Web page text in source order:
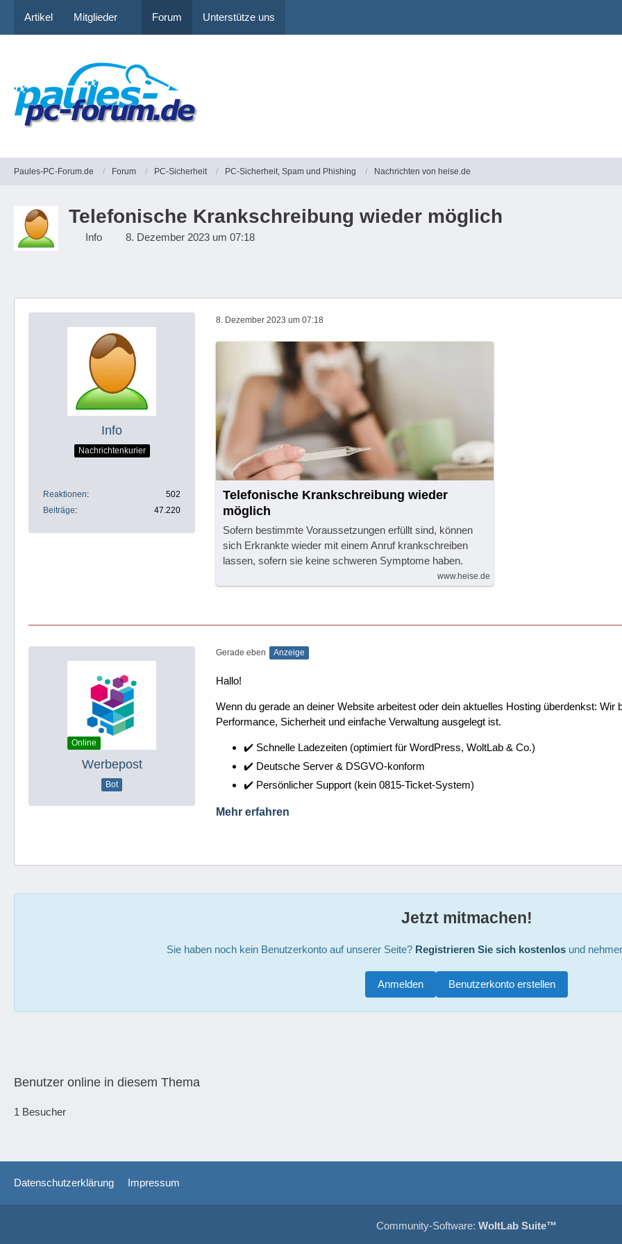
Artikel Mitglieder Forum Unterstütze uns
Paules-PC-Forum.de Forum PC-Sicherheit PC-Sicherheit, Spam und Phishing Nachrichten von heise.de
Telefonische Krankschreibung wieder möglich​
Info 8. Dezember 2023 um 07:18
Info
Nachrichtenkurier
Reaktionen
502
Beiträge
47.220
8. Dezember 2023 um 07:18
Telefonische Krankschreibung wieder
möglich
Sofern bestimmte Voraussetzungen erfüllt sind, können
sich Erkrankte wieder mit einem Anruf krankschreiben
lassen, sofern sie keine schweren Symptome haben.
www.heise.de
Online
Werbepost
Bot
Gerade eben Anzeige
Hallo!
Wenn du gerade an deiner Website arbeitest oder dein aktuelles Hosting überdenkst:
Performance, Sicherheit und einfache Verwaltung ausgelegt ist.
✔️ Schnelle Ladezeiten (optimiert für WordPress, WoltLab & Co.)
✔️ Deutsche Server & DSGVO-konform
✔️ Persönlicher Support (kein 0815-Ticket-System)
Mehr erfahren
Jetzt mitmachen!
Sie haben noch kein Benutzerkonto auf unserer Seite? Registrieren Sie sich kostenlosund
Benutzerkonto erstellen
Anmelden
Benutzer online in diesem Thema
1 Besucher
Datenschutzerklärung Impressum
Community-Software: WoltLab Suite™